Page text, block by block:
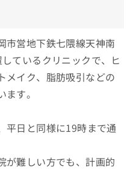
市営地下鉄七隈線天神南
ているクリニックで、ヒ
メイク、脂肪吸引などの
す。
平日と同様に19時まで通
が難しい方でも、計画的